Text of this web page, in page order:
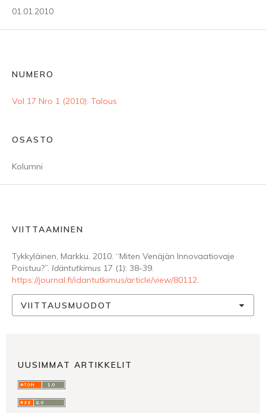
01.01.2010
NUMERO
Vol 17 Nro 1 (2010): Talous
OSASTO
Kolumni
VIITTAAMINEN
Tykkyläinen, Markku. 2010. “Miten Venäjän Innovaatiovaje
Poistuu?”. Idäntutkimus 17 (1): 38-39.
https://journal.fi/idantutkimus/article/view/80112.
VIITTAUSMUODOT
UUSIMMAT ARTIKKELIT